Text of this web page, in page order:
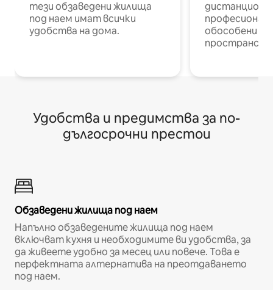
тези обзаведени жилища
под наем имат всички
удобства на дома.
обособени
Удобства и предимства за по-
дългосрочни престои
Обзаведени жилища под наем
Напълно обзаведените жилища под наем
включват кухня и необходимите ви удобства, за
да живеете удобно за месец или повече. Това е
перфектната алтернатива на преотдаването
под наем.